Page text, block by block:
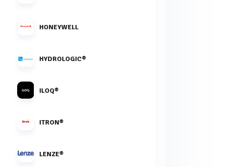
HONEYWELL
HYDROLOGIC®
ILOQ®
ITRON®
LENZE®